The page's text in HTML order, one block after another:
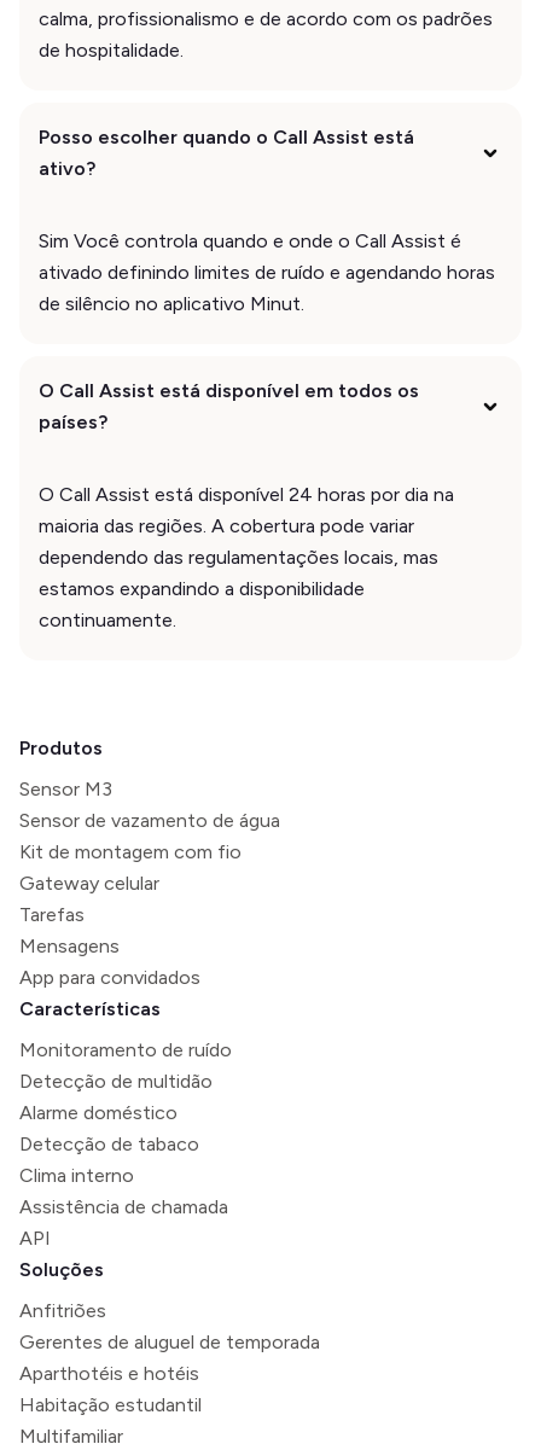
calma, profissionalismo e de acordo com os padrões
de hospitalidade.
Posso escolher quando o Call Assist está
ativo?
Sim Você controla quando e onde o Call Assist é
ativado definindo limites de ruído e agendando horas
de silêncio no aplicativo Minut.
O Call Assist está disponível em todos os
países?
O Call Assist está disponível 24 horas por dia na
maioria das regiões. A cobertura pode variar
dependendo das regulamentações locais, mas
estamos expandindo a disponibilidade
continuamente.
Produtos
Sensor M3
Sensor de vazamento de água
Kit de montagem com fio
Gateway celular
Tarefas
Mensagens
App para convidados
Características
Monitoramento de ruído
Detecção de multidão
Alarme doméstico
Detecção de tabaco
Clima interno
Assistência de chamada
API
Soluções
Anfitriões
Gerentes de aluguel de temporada
Aparthotéis e hotéis
Habitação estudantil
Multifamiliar